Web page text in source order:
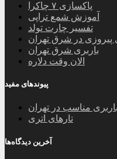
پاکسازی ۷ چاکرا
آموزش شمع تراپی
تفسیر چارت تولد
پیروزی در شرق تهران
باربری شرق تهران
الان وقت دلاره
پیوندهای مفید
باربری مناسب در تهران
تارهای اتری
آخرین دیدگاه‌ها